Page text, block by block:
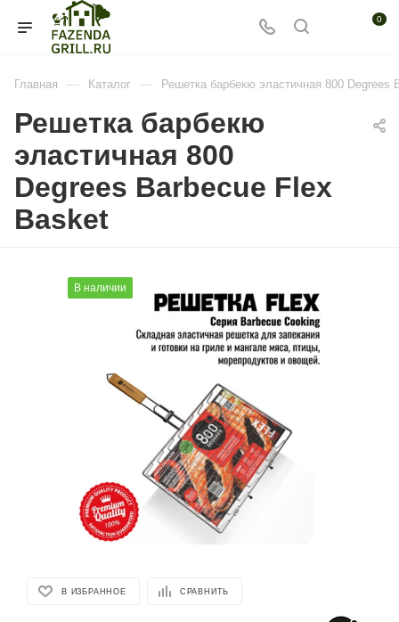
0
Главная — Каталог — Решетка барбекю эластичная 800 Degrees
Решетка барбекю
эластичная 800
Degrees Barbecue Flex
Basket
В наличии
В ИЗБРАННОЕ СРАВНИТЬ